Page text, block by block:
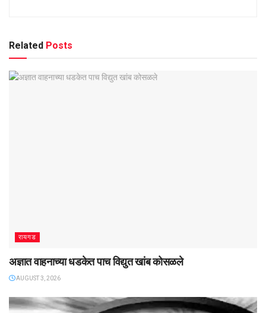
Related Posts
रायगड
अज्ञात वाहनाच्या धडकेत पाच विद्युत खांब कोसळले
AUGUST 3, 2026